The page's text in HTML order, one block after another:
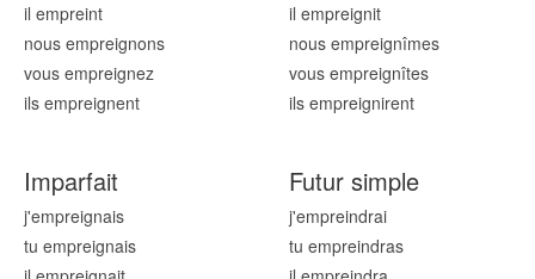
il empreint
nous empreignons
vous empreignez
ils empreignent
il empreignit
nous empreignîmes
vous empreignîtes
ils empreignirent
Imparfait
j'empreignais
tu empreignais
Futur simple
j'empreindrai
tu empreindras